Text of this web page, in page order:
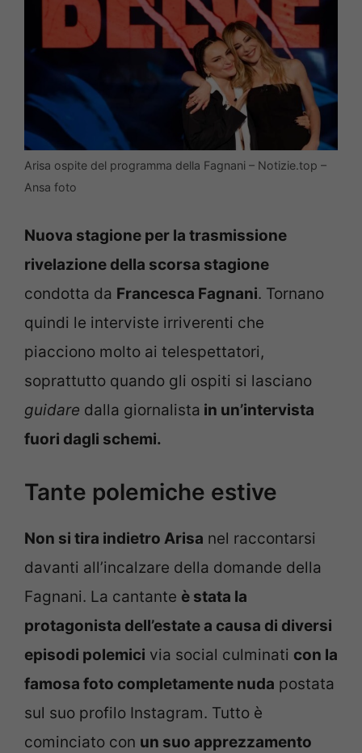
Arisa ospite del programma della Fagnani – Notizie.top –
Ansa foto
Nuova stagione per la trasmissione
rivelazione della scorsa stagione
condotta da Francesca Fagnani. Tornano
quindi le interviste irriverenti che
piacciono molto ai telespettatori,
soprattutto quando gli ospiti si lasciano
guidare dalla giornalista in un’intervista
fuori dagli schemi.
Tante polemiche estive
Non si tira indietro Arisa nel raccontarsi
davanti all’incalzare della domande della
Fagnani. La cantante è stata la
protagonista dell’estate a causa di diversi
episodi polemici via social culminati con la
famosa foto completamente nuda postata
sul suo profilo Instagram. Tutto è
cominciato con un suo apprezzamento